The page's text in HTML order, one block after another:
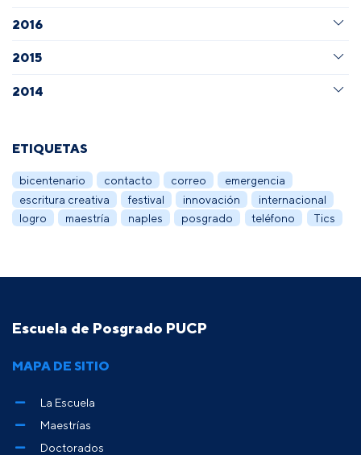
2016
2015
2014
ETIQUETAS
bicentenario contacto correo
emergencia
escritura creativa
festival innovación
internacional
logro
maestría naples posgrado teléfono Tics
Escuela de Posgrado PUCP
MAPA DE SITIO
La Escuela
Maestrías
Doctorados